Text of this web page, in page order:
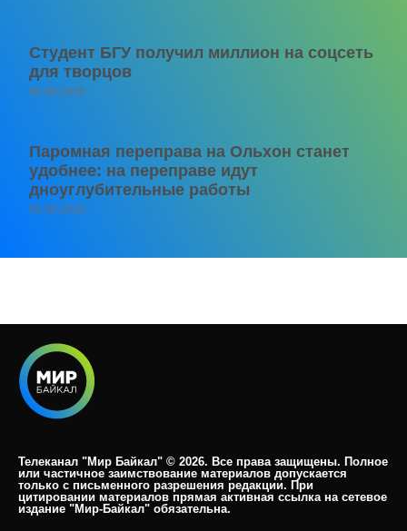
Студент БГУ получил миллион на соцсеть
для творцов
06.08.2026
Паромная переправа на Ольхон станет
удобнее: на переправе идут
дноуглубительные работы
06.08.2026
Телеканал "Мир Байкал" © 2026. Все права защищены. Полное
или частичное заимствование материалов допускается
только с письменного разрешения редакции. При
цитировании материалов прямая активная ссылка на сетевое
издание "Мир-Байкал" обязательна.​